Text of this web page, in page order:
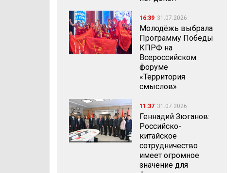
16:39 31.07.2026
Молодёжь выбрала
Программу Победы
КПРФ на
Всероссийском
форуме
«Территория
смыслов»
11:37 31.07.2026
Геннадий Зюганов:
Российско-
китайское
сотрудничество
имеет огромное
значение для